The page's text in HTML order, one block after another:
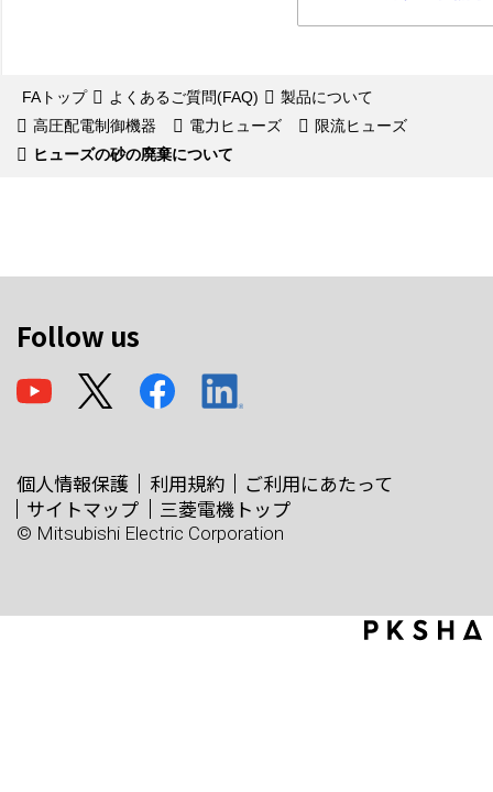
FAトップ よくあるご質問(FAQ)
製品について
高圧配電制御機器
電力ヒューズ
限流ヒューズ
ヒューズの砂の廃棄について
Follow us
個人情報保護 利用規約
ご利用にあたって
サイトマップ
三菱電機トップ
© Mitsubishi Electric Corporation